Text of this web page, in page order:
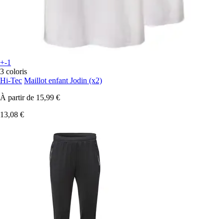
+-1
3 coloris
Hi-Tec Maillot enfant Jodin (x2)
À partir de 15,99 €
13,08 €